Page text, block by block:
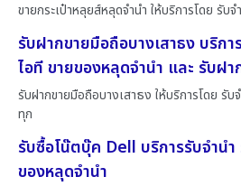
ขายกระเป๋าหลุยส์หลุดจำนำ ให้บริการโดย รับ
รับฝากขายมือถือบางเสาธง บริก
ไอที ขายของหลุดจำนำ และ รับฝ
รับฝากขายมือถือบางเสาธง ให้บริการโดย รั
ทุก
รับซื้อโน๊ตบุ๊ค Dell บริการรับจำน
ของหลุดจำนำ